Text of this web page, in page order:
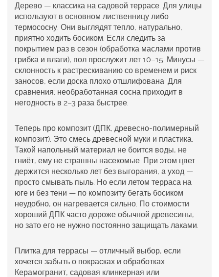
Дерево — классика на садовой террасе. Для улицы
используют в основном лиственницу либо
термососну. Они выглядят тепло, натурально,
приятно ходить босиком. Если следить за
покрытием раз в сезон (обработка маслами против
грибка и влаги), пол прослужит лет 10–15. Минусы —
склонность к растрескиванию со временем и риск
заносов, если доска плохо отшлифована. Для
сравнения: необработанная сосна приходит в
негодность в 2–3 раза быстрее.
Теперь про композит (ДПК, древесно-полимерный
композит). Это смесь древесной муки и пластика.
Такой напольный материал не боится воды, не
гниёт, ему не страшны насекомые. При этом цвет
держится несколько лет без выгорания, а уход —
просто смывать пыль. Но если летом терраса на
юге и без тени — по композиту бегать босиком
неудобно, он нагревается сильно. По стоимости
хороший ДПК часто дороже обычной древесины,
но зато его не нужно постоянно защищать лаками.
Плитка для террасы — отличный выбор, если
хочется забыть о покрасках и обработках.
Керамогранит, садовая клинкерная или